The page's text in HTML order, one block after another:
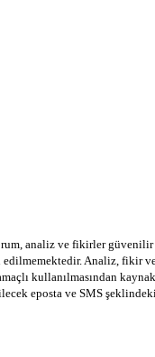
analiz ve fikirler
Analiz, fikir
kullanılmasından
eposta ve SMS